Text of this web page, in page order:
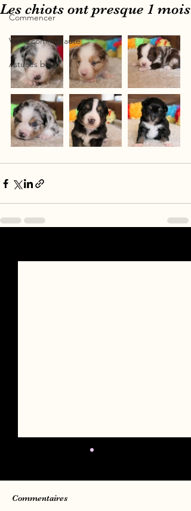
Commencer
Votre communauté
Astuces blog
Les chiots ont presque 1 mois
Commentaires